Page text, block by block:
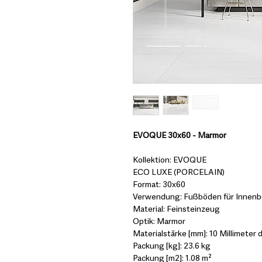
EVOQUE 30x60 - Marmor
Kollektion: EVOQUE
ECO LUXE (PORCELAIN)
Format: 30x60
Verwendung: Fußböden für
Material: Feinsteinzeug
Optik: Marmor
Materialstärke [mm]: 10 Millimeter
Packung [kg]: 23.6 kg
Packung [m2]: 1.08 m²